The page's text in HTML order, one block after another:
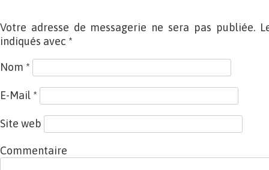
Votre adresse de messagerie ne sera pas publiée.
indiqués avec *
Nom *
E-Mail *
Site web
Commentaire